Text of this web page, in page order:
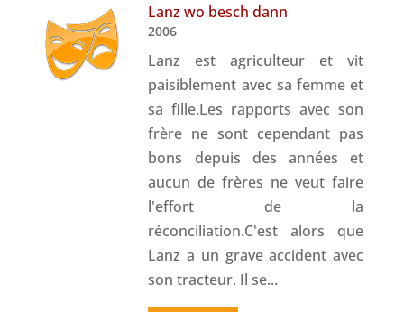
Lanz wo besch dann
2006
Lanz est agriculteur et vit
paisiblement avec sa femme et
sa fille.Les rapports avec son
frère ne sont cependant pas
bons depuis des années et
aucun de frères ne veut faire
l'effort de la
réconciliation.C'est alors que
Lanz a un grave accident avec
son tracteur. Il se...